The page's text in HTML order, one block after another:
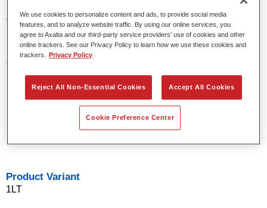
relleno y buena opacidad. Destaca por su superior precisión
del color y fácil difuminado. Recomendado para un
repintado profesional.
Características del producto
Excelente precisión en la igualación del color.
Colores sólidos, metalizados y perlados.
Excelentes propiedades de relleno.
Buena opacidad.
Sistema de base bicapa disolvente de Standox.
Product Variant
1LT
We use cookies to personalize content and ads, to provide social media
features, and to analyze website traffic. By using our online services, you
agree to Axalta and our third-party service providers’ use of cookies and other
online trackers. See our Privacy Policy to learn how we use these cookies and
trackers.
Privacy Policy
Reject All Non-Essential Cookies Accept All Cookies
Cookie Preference Center